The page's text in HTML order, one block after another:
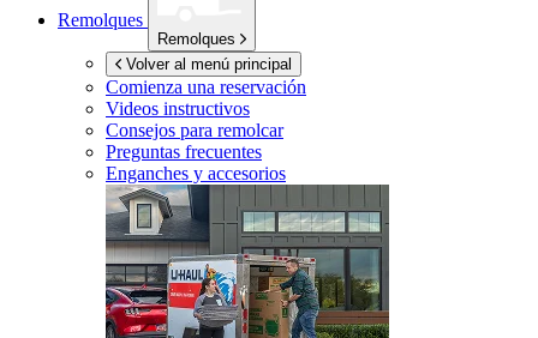
Remolques
Remolques
Volver al menú principal
Comienza una reservación
Videos instructivos
Consejos para remolcar
Preguntas frecuentes
Enganches y accesorios